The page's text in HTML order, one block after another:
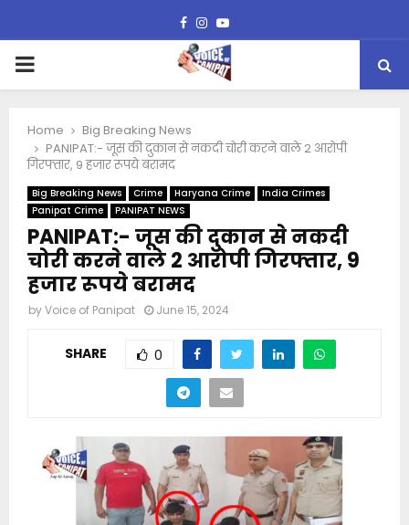
Facebook
Instagram
Youtube
PRIMARY
Home
Big Breaking News
PANIPAT:- जूस की दुकान से नकदी चोरी करने वाले 2 आरोपी
गिरफ्तार, 9 हजार रूपये बरामद
Big Breaking News Crime Haryana Crime
India Crimes
Panipat Crime
PANIPAT NEWS
PANIPAT:- जूस की दुकान से नकदी
चोरी करने वाले 2 आरोपी गिरफ्तार, 9
हजार रूपये बरामद
byVoice of Panipat June 15, 2024
SHARE 0